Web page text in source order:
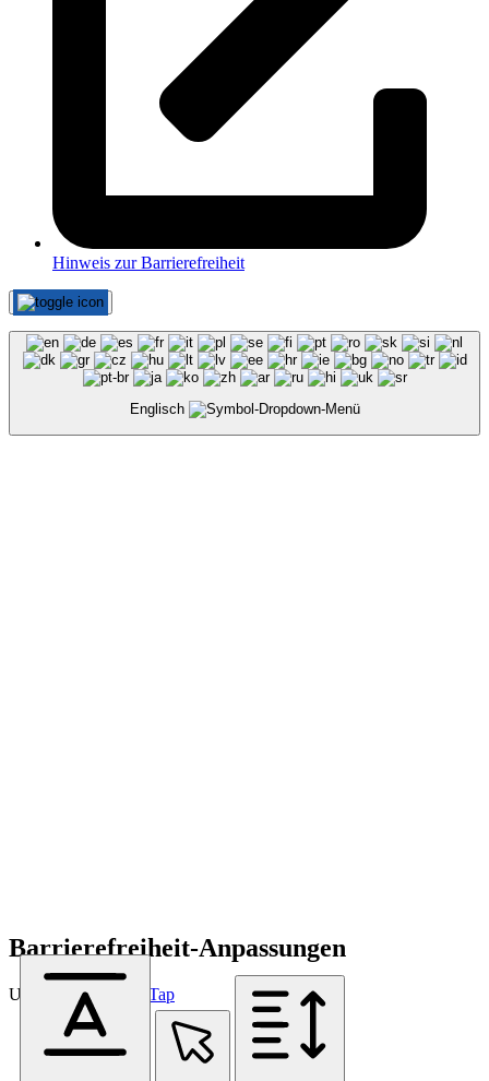
Hinweis zur Barrierefreiheit
Englisch
Barrierefreiheit-Anpassungen
Unterstützt von OneTap